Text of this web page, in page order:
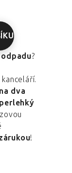
?
dva
!